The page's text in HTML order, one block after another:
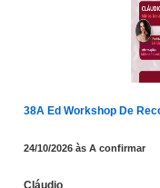
38A Ed Workshop De
24/10/2026 às A confirmar
Cláudio